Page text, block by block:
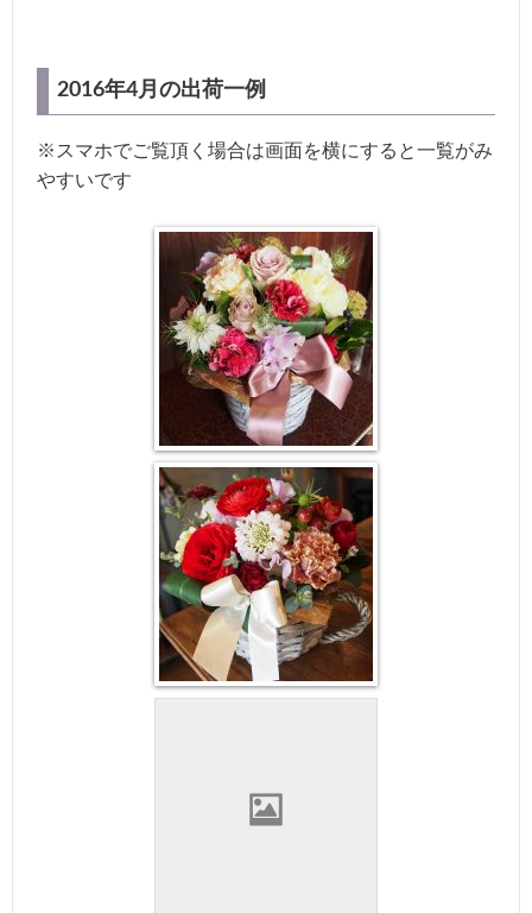
2016年4月の出荷一例
※スマホでご覧頂く場合は画面を横にすると一覧がみ
やすいです